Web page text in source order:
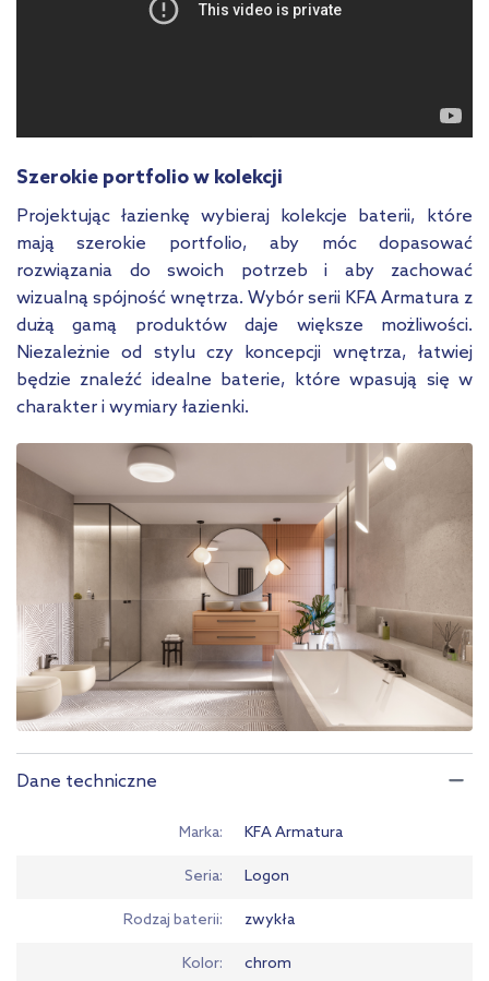
Szerokie portfolio w kolekcji
Projektując łazienkę wybieraj kolekcje baterii, które
mają szerokie portfolio, aby móc dopasować
rozwiązania do swoich potrzeb i aby zachować
wizualną spójność wnętrza. Wybór serii KFA Armatura z
dużą gamą produktów daje większe możliwości.
Niezależnie od stylu czy koncepcji wnętrza, łatwiej
będzie znaleźć idealne baterie, które wpasują się w
charakter i wymiary łazienki.
Dane techniczne
Marka KFA Armatura
Seria Logon
Rodzaj baterii zwykła
Kolor chrom